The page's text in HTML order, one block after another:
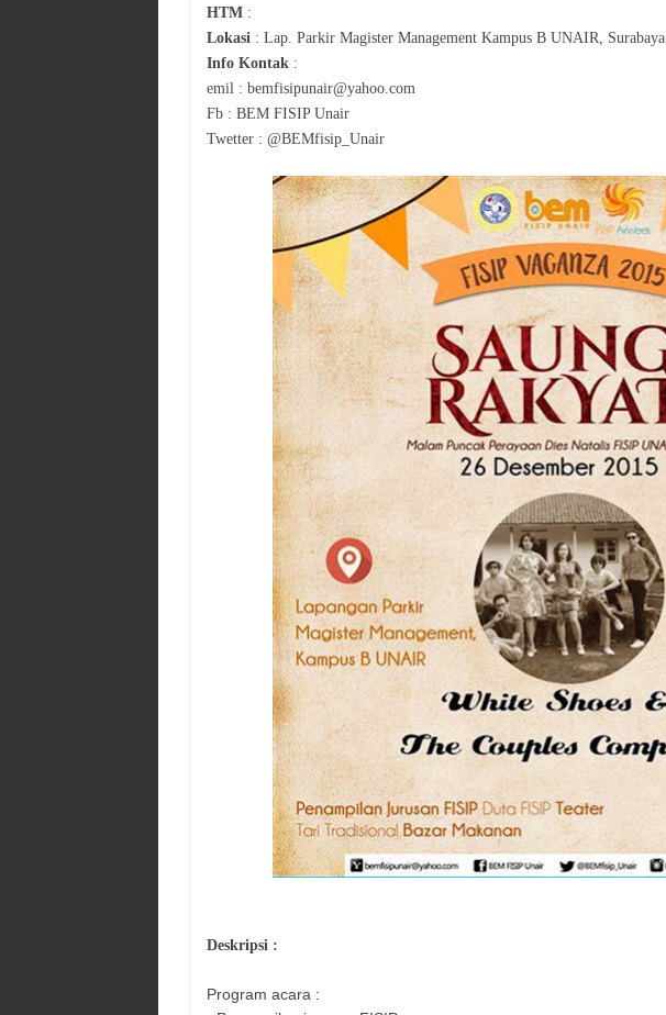
HTM :
Lokasi : Lap. Parkir Magister Management Kampus B UNAIR, Surabaya
Info Kontak :
emil : bemfisipunair@yahoo.com
Fb : BEM FISIP Unair
Twetter : @BEMfisip_Unair
Deskripsi :
Program acara :